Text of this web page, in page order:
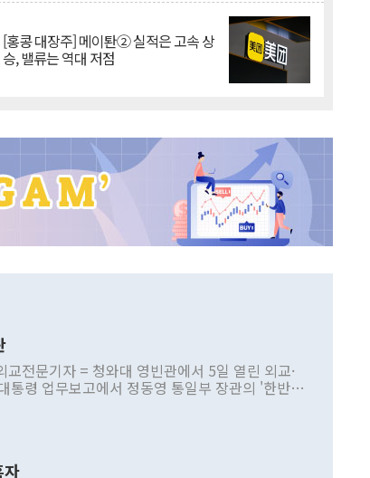
[홍콩 대장주] 메이퇀② 실적은 고속 상
승, 밸류는 역대 저점
전문기자 = 청와대 영빈관에서 5일 열린 외교·
통령 업무보고에서 정동영 통일부 장관의 '한반도
을 거치지 않은 사안을 정책으로 추진하겠다고 공
자